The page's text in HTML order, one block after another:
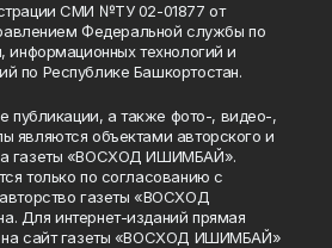
СМИ №ТУ 02-01877 от
Федеральной службы по
информационных технологий и
по Республике Башкортостан.
публикации, а также фото-, видео-,
являются объектами авторского и
газеты «ВОСХОД ИШИМБАЙ».
только по согласованию с
газеты «ВОСХОД
Для интернет-изданий прямая
на сайт газеты «ВОСХОД ИШИМБАЙ»